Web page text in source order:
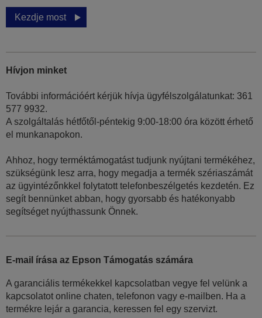
Kezdje most
Hívjon minket
További információért kérjük hívja ügyfélszolgálatunkat: 361
577 9932.
A szolgáltalás hétfőtől-péntekig 9:00-18:00 óra között érhető
el munkanapokon.
Ahhoz, hogy terméktámogatást tudjunk nyújtani termékéhez,
szükségünk lesz arra, hogy megadja a termék szériaszámát
az ügyintézőnkkel folytatott telefonbeszélgetés kezdetén. Ez
segít bennünket abban, hogy gyorsabb és hatékonyabb
segítséget nyújthassunk Önnek.
E-mail írása az Epson Támogatás számára
A garanciális termékekkel kapcsolatban vegye fel velünk a
kapcsolatot online chaten, telefonon vagy e-mailben. Ha a
termékre lejár a garancia, keressen fel egy szervizt.